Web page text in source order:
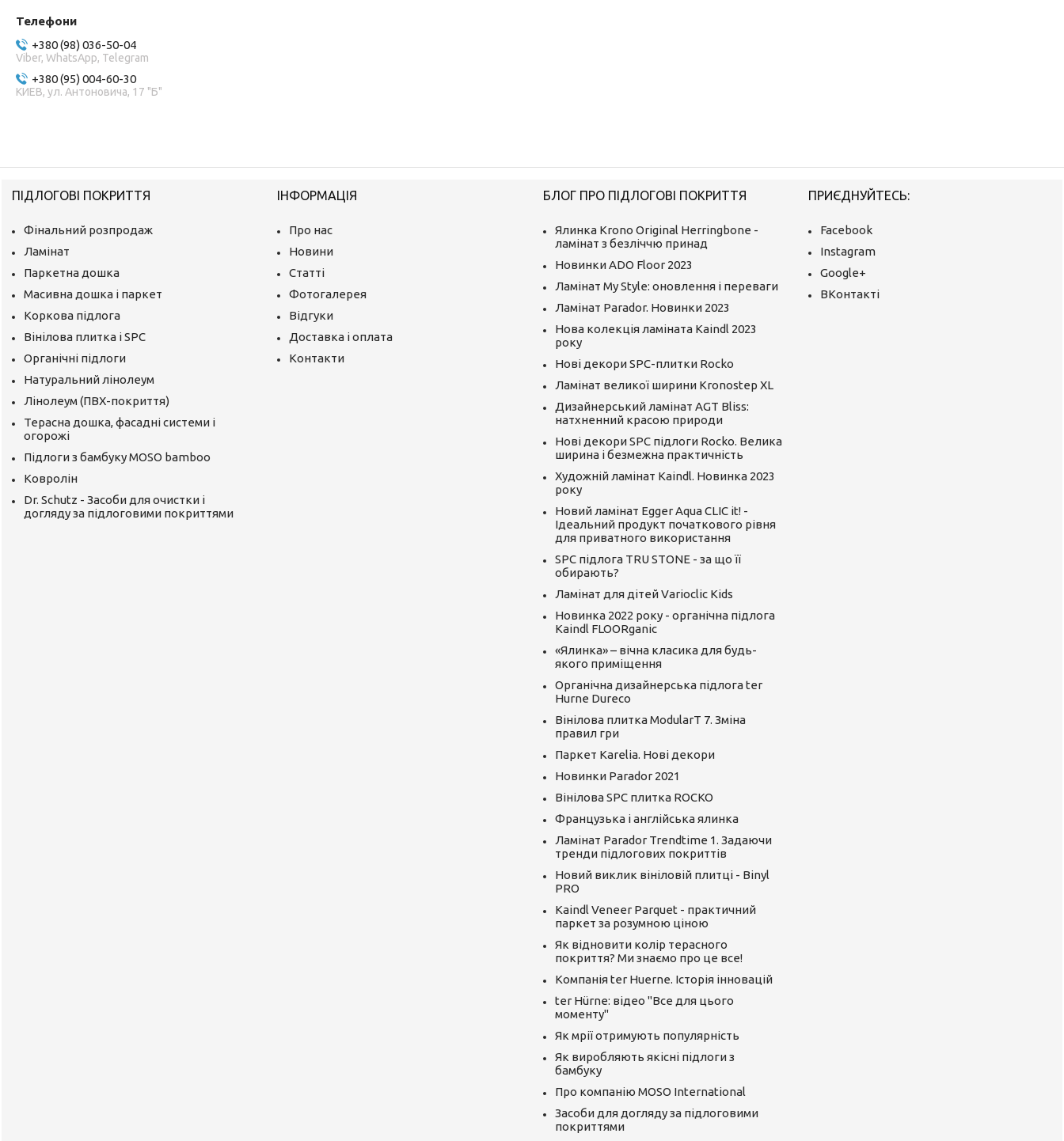
+380 (98) 036-50-04
Viber, WhatsApp, Telegram
+380 (95) 004-60-30
КИЕВ, ул. Антоновича, 17 "Б"
ПІДЛОГОВІ ПОКРИТТЯ
Фінальний розпродаж
Ламінат
Паркетна дошка
Масивна дошка і паркет
Коркова підлога
Вінілова плитка і SPC
Органічні підлоги
Натуральний лінолеум
Лінолеум (ПВХ-покриття)
Терасна дошка, фасадні системи і
огорожі
Підлоги з бамбуку MOSO bamboo
Ковролін
Dr. Schutz - Засоби для очистки і
догляду за підлоговими покриттями
ІНФОРМАЦІЯ
Про нас
Новини
Статті
Фотогалерея
Відгуки
Доставка і оплата
Контакти
БЛОГ ПРО ПІДЛОГОВІ ПОКРИТТЯ
Ялинка Krono Original Herringbone -
ламінат з безліччю принад
Новинки ADO Floor 2023
Ламінат My Style: оновлення і переваги
Ламінат Parador. Новинки 2023
Нова колекція ламіната Kaindl 2023
року
Нові декори SPC-плитки Rocko
Ламінат великої ширини Kronostep XL
Дизайнерський ламінат AGT Bliss:
натхненний красою природи
Нові декори SPC підлоги Rocko. Велика
ширина і безмежна практичність
Художній ламінат Kaindl. Новинка 2023
року
Новий ламінат Egger Aqua CLIC it! -
Ідеальний продукт початкового рівня
для приватного використання
SPC підлога TRU STONE - за що її
обирають?
Ламінат для дітей Varioclic Kids
Новинка 2022 року - органічна підлога
Kaindl FLOORganic
«Ялинка» – вічна класика для будь-
якого приміщення
Органічна дизайнерська підлога ter
Hurne Dureco
Вінілова плитка ModularT 7. Зміна
правил гри
Паркет Karelia. Нові декори
Новинки Parador 2021
Вінілова SPC плитка ROCKO
Французька і англійська ялинка
Ламінат Parador Trendtime 1. Задаючи
тренди підлогових покриттів
Новий виклик вініловій плитці - Binyl
PRO
Kaindl Veneer Parquet - практичний
паркет за розумною ціною
Як відновити колір терасного
покриття? Ми знаємо про це все!
Компанія ter Huerne. Історія інновацій
ter Hürne: відео "Все для цього
моменту"
Як мрії отримують популярність
Як виробляють якісні підлоги з
бамбуку
Про компанію MOSO International
Засоби для догляду за підлоговими
покриттями
ПРИЄДНУЙТЕСЬ:
Facebook
Instagram
Google+
ВКонтакті